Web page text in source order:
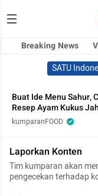
Breaking News
SATU
Buat Ide Menu Sahur,
Resep Ayam Kukus
kumparanFOOD
Laporkan Konten
Tim kumparan akan
pengecekan terhadap